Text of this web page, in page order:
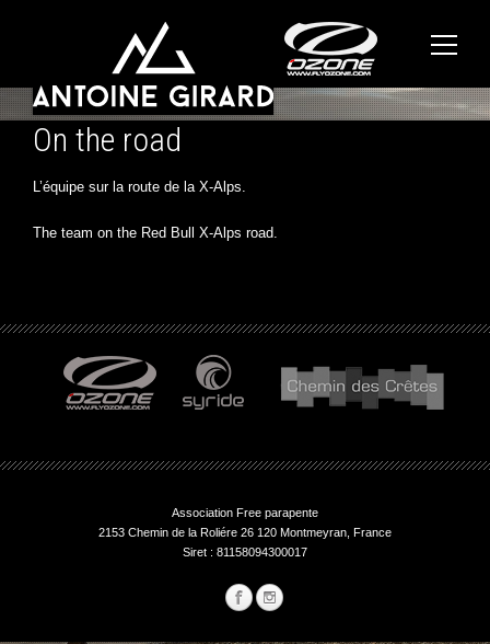
On the road
L’équipe sur la route de la X-Alps.
The team on the Red Bull X-Alps road.
Association Free parapente
2153 Chemin de la Roliére 26 120 Montmeyran, France
Siret : 81158094300017